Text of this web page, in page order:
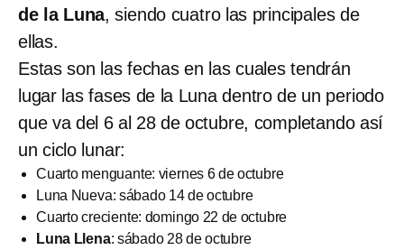
de la Luna, siendo cuatro las principales de
ellas.
Estas son las fechas en las cuales tendrán
lugar las fases de la Luna dentro de un periodo
que va del 6 al 28 de octubre, completando así
un ciclo lunar:
Cuarto menguante: viernes 6 de octubre
Luna Nueva: sábado 14 de octubre
Cuarto creciente: domingo 22 de octubre
Luna Llena: sábado 28 de octubre